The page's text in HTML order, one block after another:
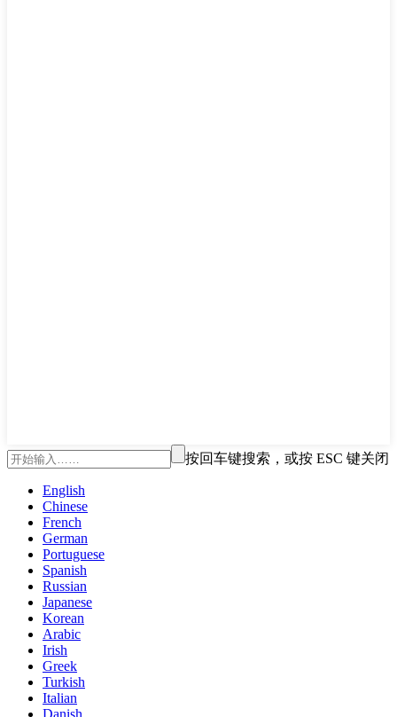
按回车键搜索，或按 ESC 键关闭
English
Chinese
French
German
Portuguese
Spanish
Russian
Japanese
Korean
Arabic
Irish
Greek
Turkish
Italian
Danish